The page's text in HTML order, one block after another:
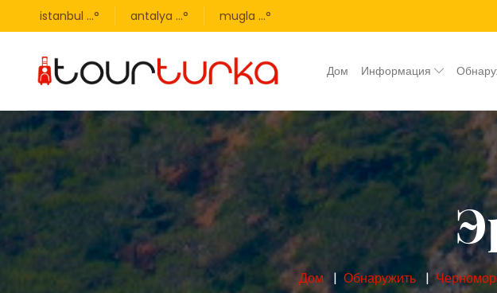
istanbul ...° antalya ...° mugla ...°
Дом Информация
Дом Обнаружить